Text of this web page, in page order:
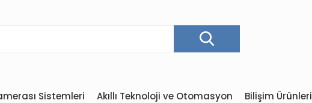
Sistemleri Akıllı Teknoloji ve Otomasyon Bilişim Ürünleri